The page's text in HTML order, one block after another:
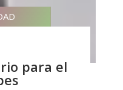
para el